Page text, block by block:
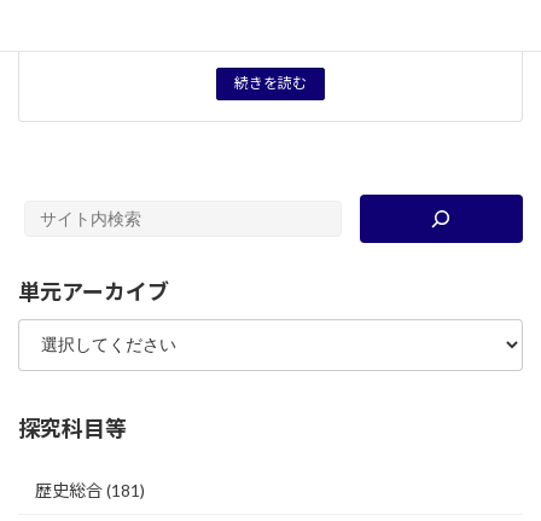
続きを読む
単元アーカイブ
探究科目等
歴史総合(181)